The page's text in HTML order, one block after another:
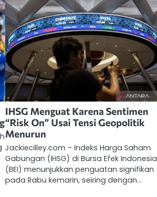
IHSG Menguat Karena Sentimen
“Risk On” Usai Tensi Geopolitik
Menurun
Jackiecilley.com – Indeks Harga Saham
Gabungan (IHSG) di Bursa Efek Indonesia
(BEI) menunjukkan penguatan signifikan
pada Rabu kemarin, seiring dengan…